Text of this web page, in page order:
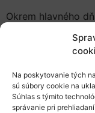
Na poskytovanie tých
sú súbory cookie na
Súhlas s týmito
správanie pri
Okrem hlavného
15.03.2023„
vybraných
17.03.2023„